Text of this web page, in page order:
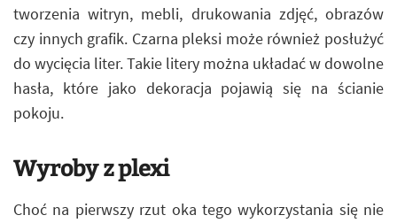
tworzenia witryn, mebli, drukowania zdjęć, obrazów
czy innych grafik. Czarna pleksi może również posłużyć
do wycięcia liter. Takie litery można układać w dowolne
hasła, które jako dekoracja pojawią się na ścianie
pokoju.
Wyroby z plexi
Choć na pierwszy rzut oka tego wykorzystania się nie